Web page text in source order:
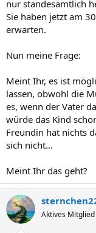
nur standesamtlich
Sie haben jetzt am
erwarten.
Nun meine Frage:
Meint Ihr, es ist
lassen, obwohl die
es, wenn der Vater
würde das Kind
Freundin hat nichts
sich nicht...
Meint Ihr das geht?
Aktives Mitglied